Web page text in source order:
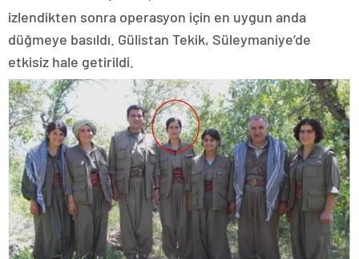
izlendikten sonra operasyon için en uygun anda
düğmeye basıldı. Gülistan Tekik, Süleymaniye’de
etkisiz hale getirildi.